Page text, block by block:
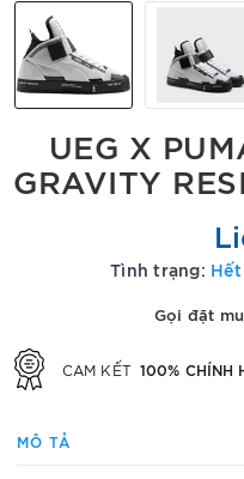
UEG X
GRAVITY
Tình trạng:
Gọi đặt
CAM KẾT 100% CHÍNH
MÔ TẢ